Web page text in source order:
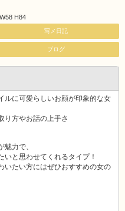
H84
写メ日記
ブログ
ルに可愛らしいお顔が印象的な女
り方やお話の上手さ
力で、
と思わせてくれるタイプ！
いたい方にはぜひおすすめの女の